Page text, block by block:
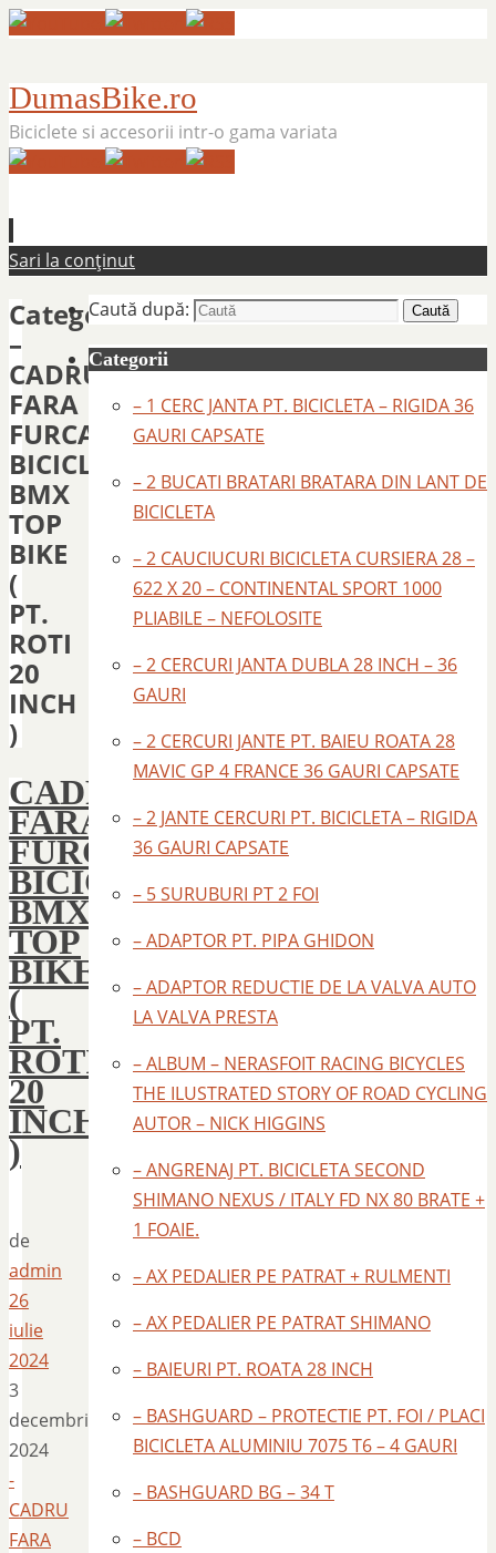
DumasBike.ro
Biciclete si accesorii intr-o gama variata
Sari la conținut
Categorie:
–
CADRU
FARA
FURCA
BICICLETA
BMX
TOP
BIKE
(
PT.
ROTI
20
INCH
)
CADRU
FARA
FURCA
BICICLETA
BMX
TOP
BIKE
(
PT.
ROTI
20
INCH
)
de
admin
26
iulie
2024
3
decembrie
2024
-
CADRU
FARA
Caută după: Caută
Categorii
– 1 CERC JANTA PT. BICICLETA – RIGIDA 36
GAURI CAPSATE
– 2 BUCATI BRATARI BRATARA DIN LANT DE
BICICLETA
– 2 CAUCIUCURI BICICLETA CURSIERA 28 –
622 X 20 – CONTINENTAL SPORT 1000
PLIABILE – NEFOLOSITE
– 2 CERCURI JANTA DUBLA 28 INCH – 36
GAURI
– 2 CERCURI JANTE PT. BAIEU ROATA 28
MAVIC GP 4 FRANCE 36 GAURI CAPSATE
– 2 JANTE CERCURI PT. BICICLETA – RIGIDA
36 GAURI CAPSATE
– 5 SURUBURI PT 2 FOI
– ADAPTOR PT. PIPA GHIDON
– ADAPTOR REDUCTIE DE LA VALVA AUTO
LA VALVA PRESTA
– ALBUM – NERASFOIT RACING BICYCLES
THE ILUSTRATED STORY OF ROAD CYCLING
AUTOR – NICK HIGGINS
– ANGRENAJ PT. BICICLETA SECOND
SHIMANO NEXUS / ITALY FD NX 80 BRATE +
1 FOAIE.
– AX PEDALIER PE PATRAT + RULMENTI
– AX PEDALIER PE PATRAT SHIMANO
– BAIEURI PT. ROATA 28 INCH
– BASHGUARD – PROTECTIE PT. FOI / PLACI
BICICLETA ALUMINIU 7075 T6 – 4 GAURI
– BASHGUARD BG – 34 T
– BCD